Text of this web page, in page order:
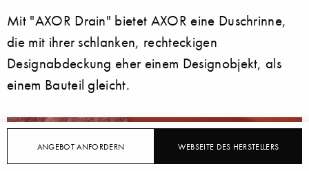
ANGEBOT ANFORDERN WEBSEITE DES HERSTELLERS
Mit "AXOR Drain" bietet AXOR eine Duschrinne,
die mit ihrer schlanken, rechteckigen
Designabdeckung eher einem Designobjekt, als
einem Bauteil gleicht.